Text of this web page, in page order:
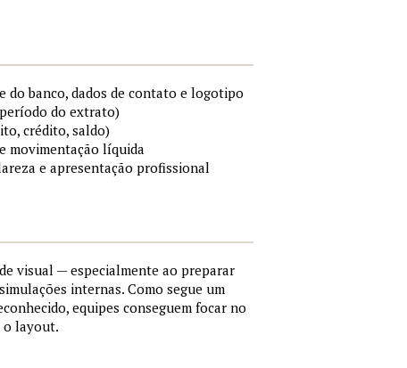
do banco, dados de contato e logotipo
do extrato)
crédito, saldo)
movimentação líquida
e apresentação profissional
visual — especialmente ao preparar
internas. Como segue um
equipes conseguem focar no
o layout.